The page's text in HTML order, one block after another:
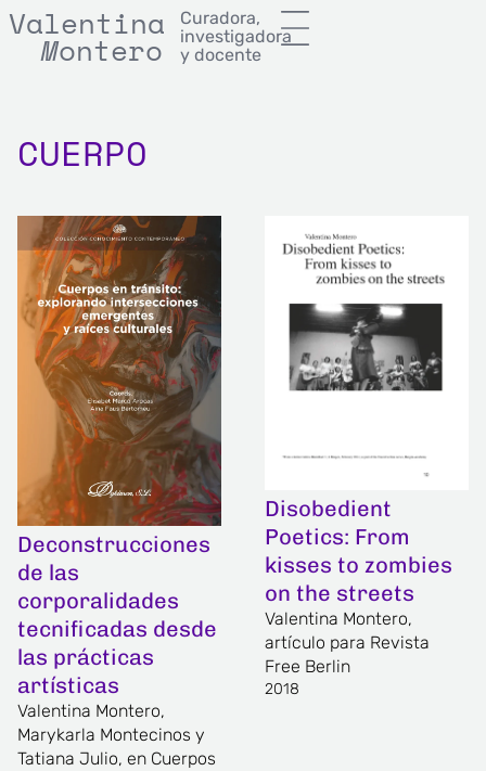
Valentina
Montero
onterror
Curadora,
investigadora
y docente
CUERPO
Deconstrucciones
de las
corporalidades
tecnificadas desde
las prácticas
artísticas
Valentina Montero,
Marykarla Montecinos y
Tatiana Julio, en Cuerpos
Disobedient
Poetics: From
kisses to zombies
on the streets
Valentina Montero,
artículo para Revista
Free Berlin
2018